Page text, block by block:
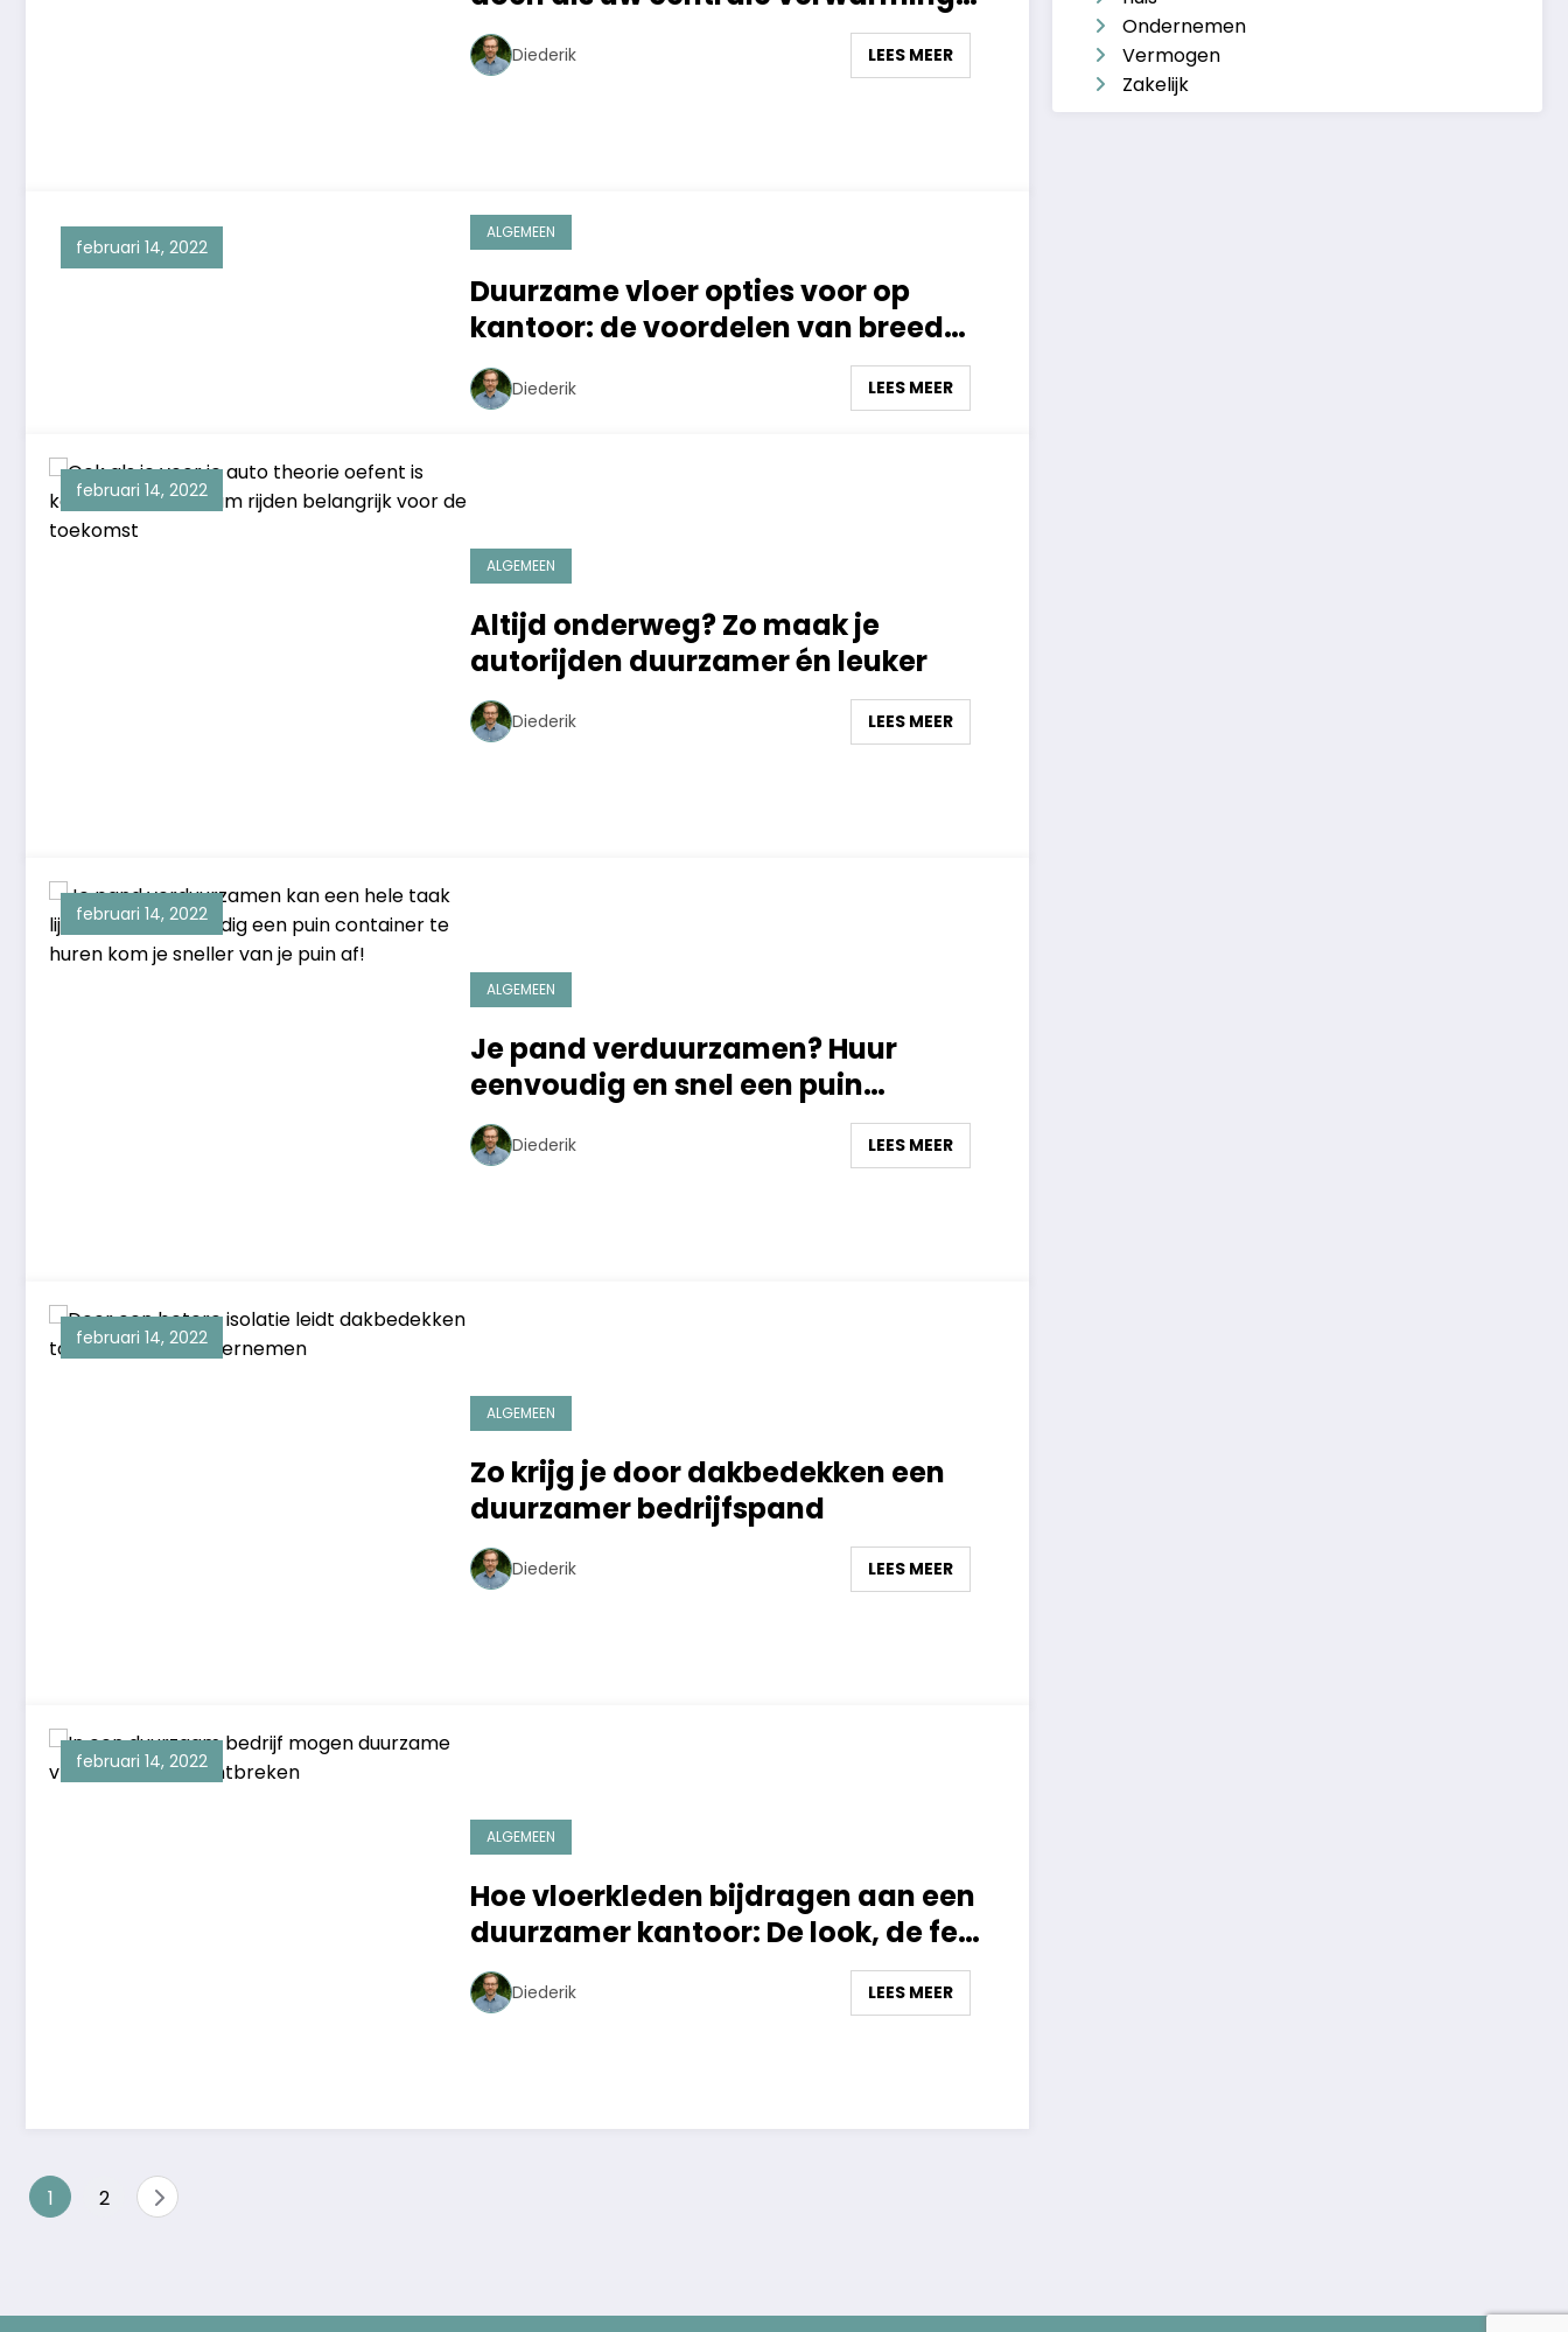
kapot is
Diederik LEES MEER
februari 14, 2022
ALGEMEEN
Duurzame vloer opties voor op
kantoor: de voordelen van breed
laminaat
Diederik LEES MEER
februari 14, 2022
ALGEMEEN
Altijd onderweg? Zo maak je
autorijden duurzamer én leuker
Diederik LEES MEER
februari 14, 2022
ALGEMEEN
Je pand verduurzamen? Huur
eenvoudig en snel een puin
container
Diederik LEES MEER
februari 14, 2022
ALGEMEEN
Zo krijg je door dakbedekken een
duurzamer bedrijfspand
Diederik LEES MEER
februari 14, 2022
ALGEMEEN
Hoe vloerkleden bijdragen aan een
duurzamer kantoor: De look, de feel
en de functie
Diederik LEES MEER
Berichten
1 2
Ondernemen
Vermogen
Zakelijk